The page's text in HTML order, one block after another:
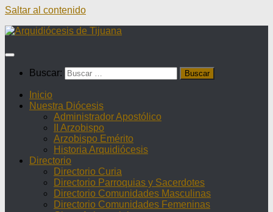
Saltar al contenido
Buscar:
Inicio
Nuestra Diócesis
Administrador Apostólico
II Arzobispo
Arzobispo Emérito
Historia Arquidiócesis
Directorio
Directorio Curia
Directorio Parroquias y Sacerdotes
Directorio Comunidades Masculinas
Directorio Comunidades Femeninas